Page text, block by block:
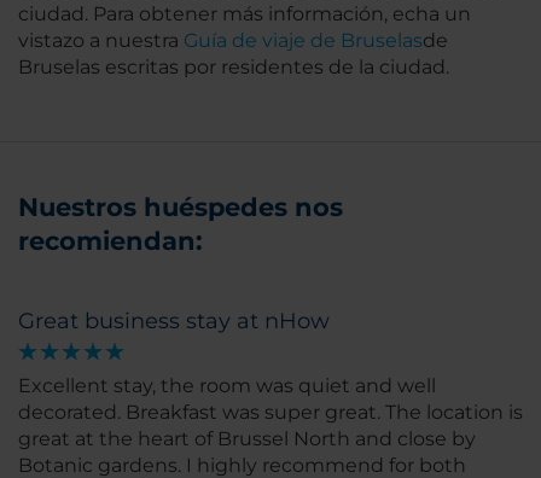
ciudad. Para obtener más información, echa un
vistazo a nuestra Guía de viaje de Bruselasde
Bruselas escritas por residentes de la ciudad.
Nuestros huéspedes nos
recomiendan:
Great business stay at nHow
Excellent stay, the room was quiet and well
decorated. Breakfast was super great. The location is
great at the heart of Brussel North and close by
Botanic gardens. I highly recommend for both